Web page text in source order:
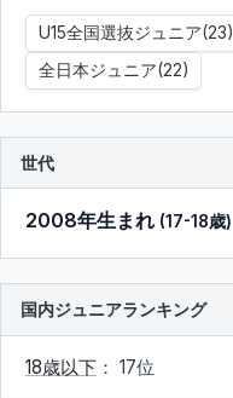
U15全国選抜ジュニア(23)
全日本ジュニア(22)
世代
2008年生まれ (17-18歳)
国内ジュニアランキング
18歳以下 ： 17位